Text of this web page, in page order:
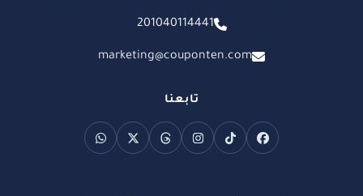
201040114441
marketing@couponten.com
تابعنا